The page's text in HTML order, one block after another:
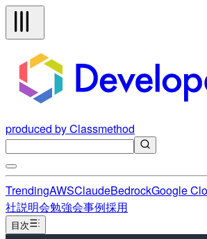
produced by Classmethod
TrendingAWSClaudeBedrockGoogle
社説明会勉強会事例採用
目次